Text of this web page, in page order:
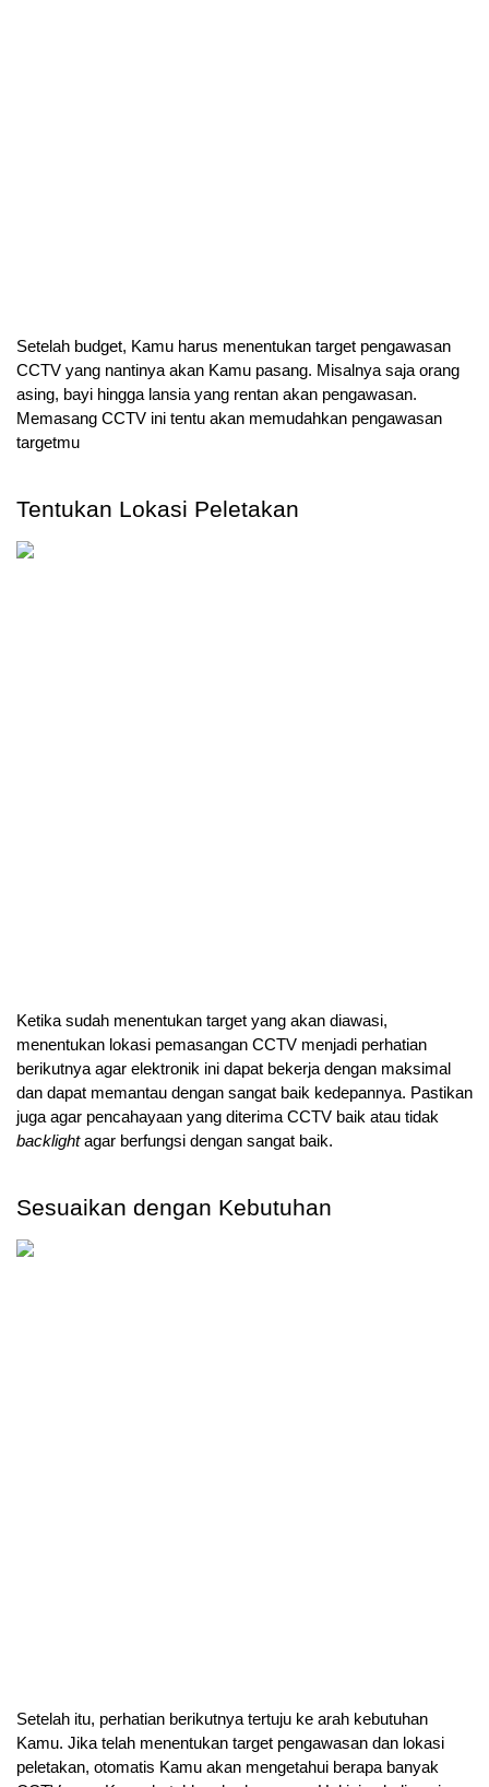
Setelah budget, Kamu harus menentukan target pengawasan
CCTV yang nantinya akan Kamu pasang. Misalnya saja orang
asing, bayi hingga lansia yang rentan akan pengawasan.
Memasang CCTV ini tentu akan memudahkan pengawasan
targetmu
Tentukan Lokasi Peletakan
Ketika sudah menentukan target yang akan diawasi,
menentukan lokasi pemasangan CCTV menjadi perhatian
berikutnya agar elektronik ini dapat bekerja dengan maksimal
dan dapat memantau dengan sangat baik kedepannya. Pastikan
backlight agar berfungsi dengan sangat baik.
Sesuaikan dengan Kebutuhan
Setelah itu, perhatian berikutnya tertuju ke arah kebutuhan
Kamu. Jika telah menentukan target pengawasan dan lokasi
peletakan, otomatis Kamu akan mengetahui berapa banyak